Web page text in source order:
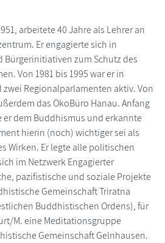
arbeitete 40 Jahre als Lehrer an
Er engagierte sich in
Bürgerinitiativen zum Schutz des
Von 1981 bis 1995 war er in
Regionalparlamenten aktiv. Von
das ÖkoBüro Hanau. Anfang
er dem Buddhismus und erkannte
hierin (noch) wichtiger sei als
Wirken. Er legte alle politischen
im Netzwerk Engagierter
pazifistische und soziale Projekte
Gemeinschaft Triratna
Buddhistischen Ordens), für
M. eine Meditationsgruppe
Gemeinschaft Gelnhausen.